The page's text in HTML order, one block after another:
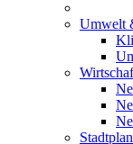
Umwelt